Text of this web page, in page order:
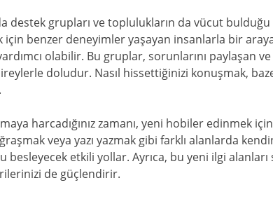
destek grupları ve toplulukların da vücut
için benzer deneyimler yaşayan insanlarla bir
yardımcı olabilir. Bu gruplar, sorunlarını paylaşan
doludur. Nasıl hissettiğinizi konuşmak,
harcadığınız zamanı, yeni hobiler edinmek
veya yazı yazmak gibi farklı alanlarda
etkili yollar. Ayrıca, bu yeni ilgi alanları
de güçlendirir.